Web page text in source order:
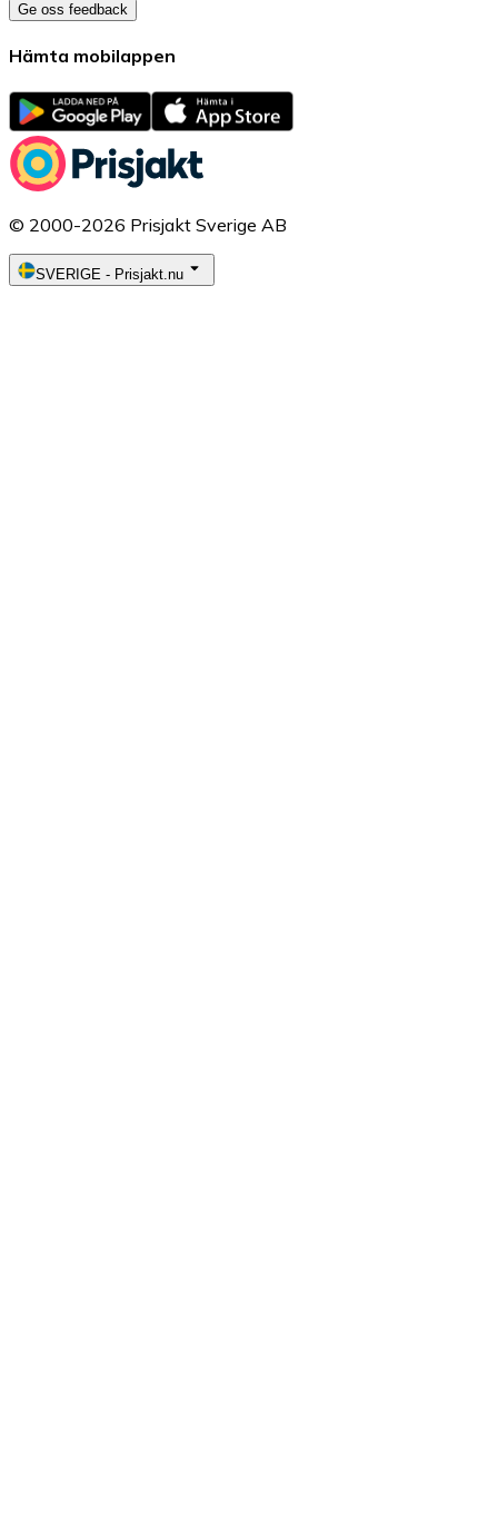
Ge oss feedback
Hämta mobilappen
© 2000-2026 Prisjakt Sverige AB
SVERIGE - Prisjakt.nu